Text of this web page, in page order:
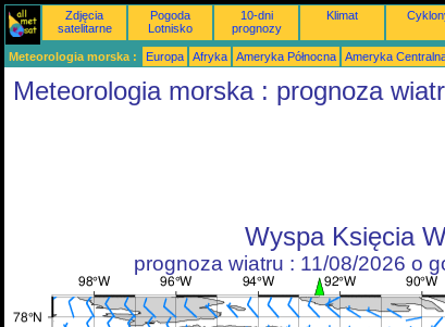
Zdjęcia
satelitarne
Pogoda
Lotnisko
10-dni
prognozy
Klimat
Meteorologia morska : Europa Afryka Ameryka Północna Ameryka
Meteorologia morska : prognoza
Wyspa Księcia
prognoza wiatru : 11/08/2026 o